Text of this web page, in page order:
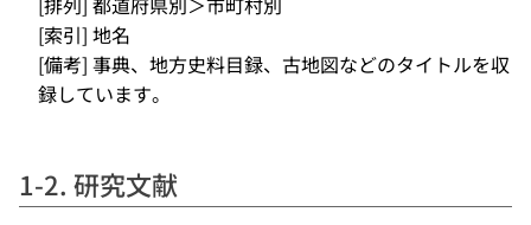
[索引] 地名
[備考] 事典、地方史料目録、古地図などのタイトルを収
録しています。
1-2. 研究文献